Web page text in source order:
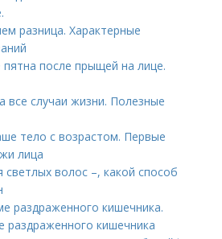
разница. Характерные
пятна после прыщей на лице.
все случаи жизни. Полезные
тело с возрастом. Первые
лица
светлых волос –, какой способ
раздраженного кишечника.
раздраженного кишечника